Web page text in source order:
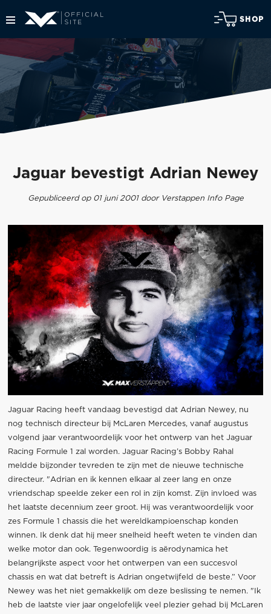
SHOP
Jaguar bevestigt Adrian Newey
Gepubliceerd op 01 juni 2001 door Verstappen Info Page
Jaguar Racing heeft vandaag bevestigd dat Adrian Newey, nu
nog technisch directeur bij McLaren Mercedes, vanaf augustus
volgend jaar verantwoordelijk voor het ontwerp van het Jaguar
Racing Formule 1 zal worden. Jaguar Racing’s Bobby Rahal
meldde bijzonder tevreden te zijn met de nieuwe technische
directeur. "Adrian en ik kennen elkaar al zeer lang en onze
vriendschap speelde zeker een rol in zijn komst. Zijn invloed was
het laatste decennium zeer groot. Hij was verantwoordelijk voor
zes Formule 1 chassis die het wereldkampioenschap konden
winnen. Ik denk dat hij meer snelheid heeft weten te vinden dan
welke motor dan ook. Tegenwoordig is aërodynamica het
belangrijkste aspect voor het ontwerpen van een succesvol
chassis en wat dat betreft is Adrian ongetwijfeld de beste.” Voor
Newey was het niet gemakkelijk om deze beslissing te nemen. "Ik
heb de laatste vier jaar ongelofelijk veel plezier gehad bij McLaren